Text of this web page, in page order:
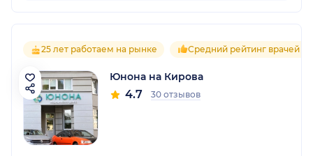
25 лет работаем на рынке Средний рейтинг врачей
Юнона на Кирова
4.7 30 отзывов